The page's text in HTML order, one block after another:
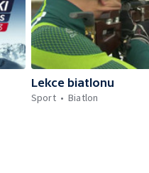
Lekce biatlonu
Sport
Biatlon